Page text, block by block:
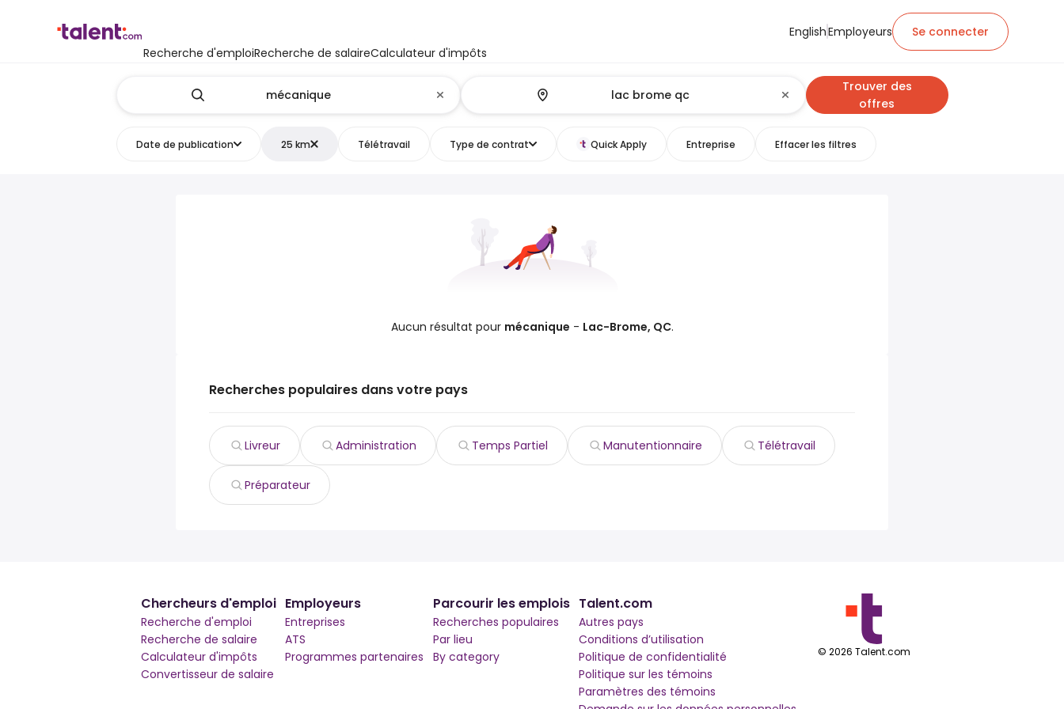
Recherche d'emploiRecherche de salaireCalculateur d'impôts
EnglishEmployeurs Se connecter
Trouver des
offres
Date de publication 25 km Télétravail Type de contrat Quick Apply Entreprise Effacer les filtres
Aucun résultat pour mécanique - Lac-Brome, QC.
Recherches populaires dans votre pays
Livreur Administration Temps Partiel Manutentionnaire Télétravail
Préparateur
Chercheurs d'emploi
Recherche d'emploi
Recherche de salaire
Calculateur d'impôts
Convertisseur de salaire
Employeurs
Entreprises
ATS
Programmes partenaires
Parcourir les emplois
Recherches populaires
Par lieu
By category
Talent.com
Autres pays
Conditions d’utilisation
Politique de confidentialité
Politique sur les témoins
Paramètres des témoins
© 2026 Talent.com